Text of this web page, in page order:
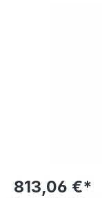
813,06 €*